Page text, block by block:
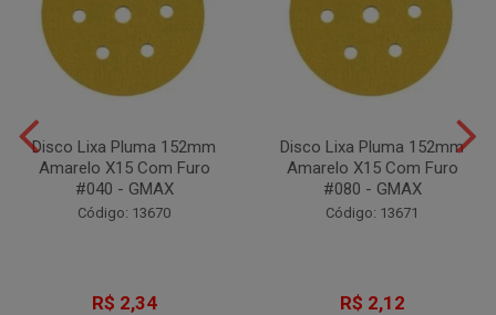
Disco Lixa Pluma 152mm
Amarelo X15 Com Furo
#040 - GMAX
Código: 13670
R$ 2,34
Disco Lixa Pluma 152mm
Amarelo X15 Com Furo
#080 - GMAX
Código: 13671
R$ 2,12